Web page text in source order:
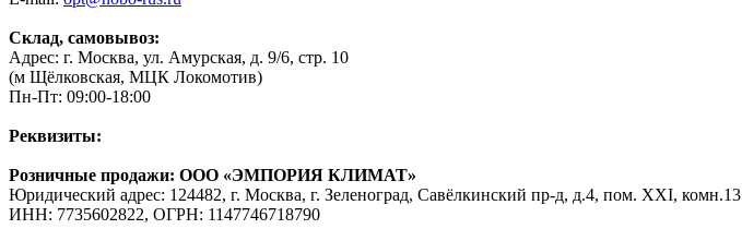
Склад, самовывоз:
Адрес: г. Москва, ул. Амурская, д. 9/6, стр. 10
(м Щёлковская, МЦК Локомотив)
Пн-Пт: 09:00-18:00
Реквизиты:
Розничные продажи: ООО «ЭМПОРИЯ КЛИМАТ»
Юридический адрес: 124482, г. Москва, г. Зеленоград, Савёлкинский пр-д, д.4, пом. XXI, комн.13
ИНН: 7735602822, ОГРН: 1147746718790